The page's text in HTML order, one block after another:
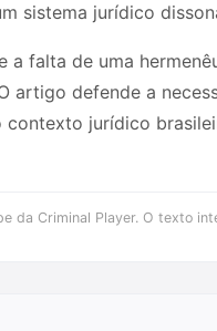
sistema jurídico
a falta de uma
artigo defende a
contexto jurídico
da Criminal Player. O texto